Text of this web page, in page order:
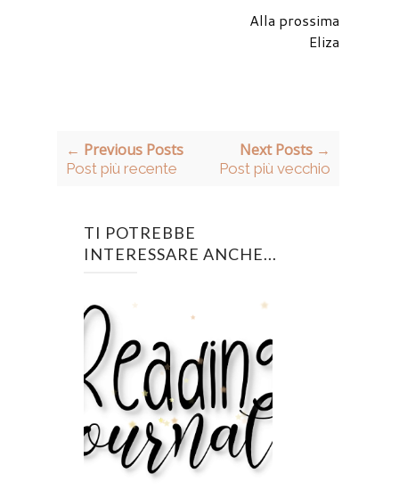
Alla prossima
Eliza
← Previous Posts
Post più recente
Next Posts →
Post più vecchio
TI POTREBBE
INTERESSARE ANCHE...